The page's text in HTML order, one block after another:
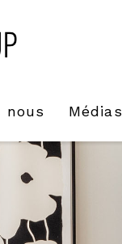
nous Médias